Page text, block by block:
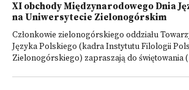
XI obchody Międzynarodowego Dnia
na Uniwersytecie Zielonogórskim
Członkowie zielonogórskiego oddziału
Języka Polskiego (kadra Instytutu Filologii
Zielonogórskiego) zapraszają do świętowania